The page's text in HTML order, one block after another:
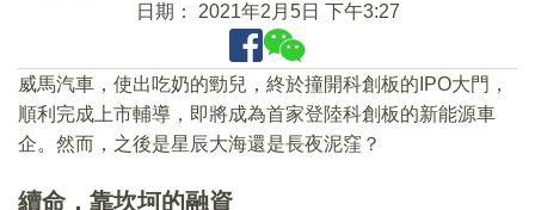
日期： 2021年2月5日 下午3:27
威馬汽車，使出吃奶的勁兒，終於撞開科創板的IPO大門，
順利完成上市輔導，即將成為首家登陸科創板的新能源車
企。然而，之後是星辰大海還是長夜泥窪？
續命，靠坎坷的融資